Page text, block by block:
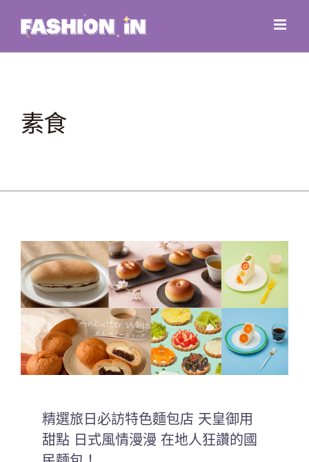
content
素食
精選旅日必訪特色麵包店 天皇御用
甜點 日式風情漫漫 在地人狂讚的國